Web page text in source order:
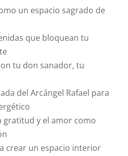
un espacio sagrado de
que bloquean tu
tu don sanador, tu
del Arcángel Rafael para
gratitud y el amor como
crear un espacio interior